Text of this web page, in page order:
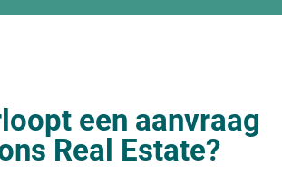
een aanvraag
Real Estate?